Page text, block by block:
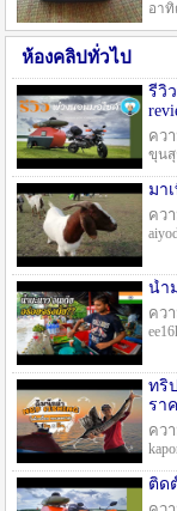
อา
ห้องคลิปทั่วไป
รีวิ
คว
ขุนสุ
มา
คว
น้ำ
คว
ทริ
รา
คว
ติด